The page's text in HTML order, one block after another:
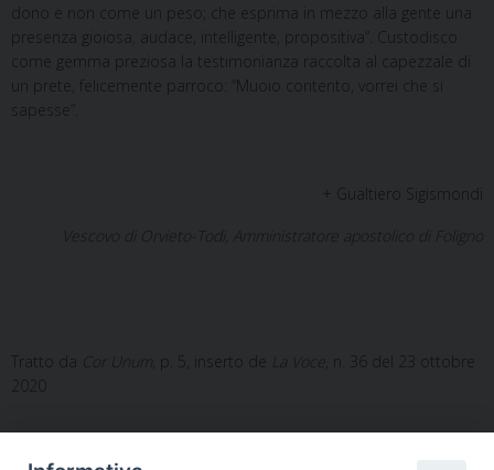
dono e non come un peso; che esprima in mezzo alla gente una
presenza gioiosa, audace, intelligente, propositiva”. Custodisco
come gemma preziosa la testimonianza raccolta al capezzale di
un prete, felicemente parroco: “Muoio contento, vorrei che si
sapesse”.
+ Gualtiero Sigismondi
Tratto da , p. 5, inserto de
, n. 36 del 23 ottobre